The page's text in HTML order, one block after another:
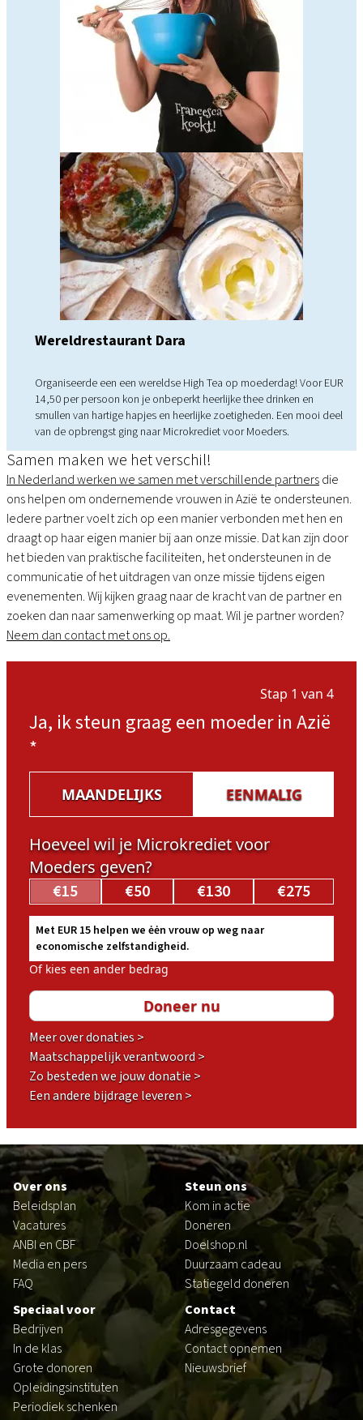
Wereldrestaurant Dara
Organiseerde een een wereldse High Tea op moederdag! Voor EUR
14,50 per persoon kon je onbeperkt heerlijke thee drinken en
smullen van hartige hapjes en heerlijke zoetigheden. Een mooi deel
van de opbrengst ging naar Microkrediet voor Moeders.
Samen maken we het verschil!
In Nederland werken we samen met verschillende partnersdie
ons helpen om ondernemende vrouwen in Azië te ondersteunen.
Iedere partner voelt zich op een manier verbonden met hen en
draagt op haar eigen manier bij aan onze missie. Dat kan zijn door
het bieden van praktische faciliteiten, het ondersteunen in de
communicatie of het uitdragen van onze missie tijdens eigen
evenementen. Wij kijken graag naar de kracht van de partner en
zoeken dan naar samenwerking op maat. Wil je partner worden?
Neem dan contact met ons op.
Stap 1 van 4
Ja, ik steun graag een moeder in Azië
*
MAANDELIJKS EENMALIG
Hoeveel wil je Microkrediet voor
Moeders geven?
€15 €50 €130 €275
Met EUR 15 helpen we ėėn vrouw op weg naar
economische zelfstandigheid.
Of kies een ander bedrag
Meer over donaties >
Maatschappelijk verantwoord >
Zo besteden we jouw donatie >
Een andere bijdrage leveren >
Footer
Over ons
Beleidsplan
Vacatures
ANBI en CBF
Media en pers
FAQ
Steun ons
Kom in actie
Doneren
Doelshop.nl
Duurzaam cadeau
Statiegeld doneren
Speciaal voor
Bedrijven
In de klas
Grote donoren
Opleidingsinstituten
Periodiek schenken
Contact
Adresgegevens
Contact opnemen
Nieuwsbrief